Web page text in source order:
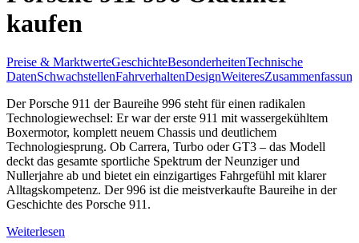
kaufen
Preise & MarktwerteGeschichteBesonderheitenTechnische
DatenSchwachstellenFahrverhaltenDesignWeiteresZusammenfassung
Der Porsche 911 der Baureihe 996 steht für einen radikalen
Technologiewechsel: Er war der erste 911 mit wassergekühltem
Boxermotor, komplett neuem Chassis und deutlichem
Technologiesprung. Ob Carrera, Turbo oder GT3 – das Modell
deckt das gesamte sportliche Spektrum der Neunziger und
Nullerjahre ab und bietet ein einzigartiges Fahrgefühl mit klarer
Alltagskompetenz. Der 996 ist die meistverkaufte Baureihe in der
Geschichte des Porsche 911.
Weiterlesen